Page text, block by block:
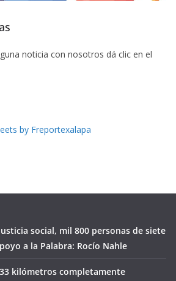
noticia con nosotros dá clic en el
by Freportexalapa
social, mil 800 personas de siete
a la Palabra: Rocío Nahle
kilómetros completamente